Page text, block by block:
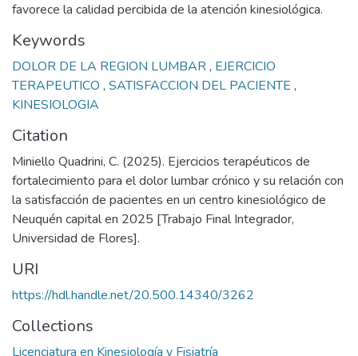
favorece la calidad percibida de la atención kinesiológica.
Keywords
DOLOR DE LA REGION LUMBAR, EJERCICIO
TERAPEUTICO , SATISFACCION DEL PACIENTE ,
KINESIOLOGIA
Citation
Miniello Quadrini, C. (2025). Ejercicios terapéuticos de
fortalecimiento para el dolor lumbar crónico y su relación con
la satisfacción de pacientes en un centro kinesiológico de
Neuquén capital en 2025 [Trabajo Final Integrador,
Universidad de Flores].
URI
https://hdl.handle.net/20.500.14340/3262
Collections
Licenciatura en Kinesiología y Fisiatría